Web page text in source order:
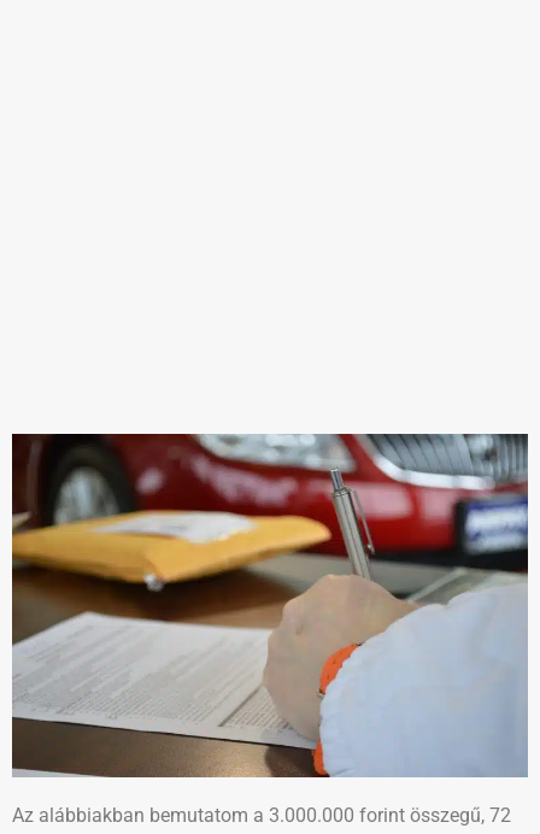
Az alábbiakban bemutatom a 3.000.000 forint összegű, 72